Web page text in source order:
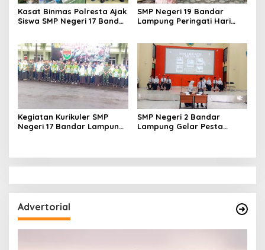
Kasat Binmas Polresta Ajak
Siswa SMP Negeri 17 Bandar
Gunakan Medsos dengan
Bijak
SMP Negeri 19 Bandar
Lampung Peringati Hari
Generasi Berkarya
Kegiatan Kurikuler SMP
Negeri 17 Bandar Lampung
SMP Negeri 2 Bandar
Lampung Gelar Pesta
Advertorial